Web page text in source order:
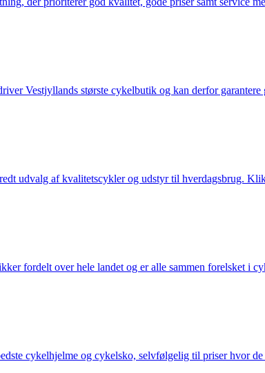
Vestjyllands største cykelbutik og kan derfor
udvalg af kvalitetscykler og udstyr til hverdagsbrug.
fordelt over hele landet og er alle sammen forelsket i
cykelhjelme og cykelsko, selvfølgelig til priser hvor